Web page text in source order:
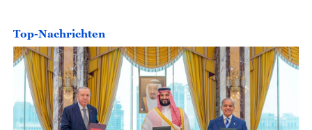
Top-Nachrichten